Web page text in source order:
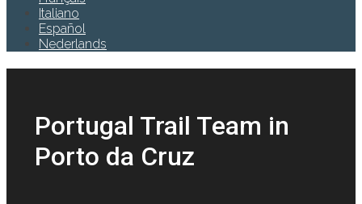
Italiano
Español
Nederlands
Portugal Trail Team in
Porto da Cruz